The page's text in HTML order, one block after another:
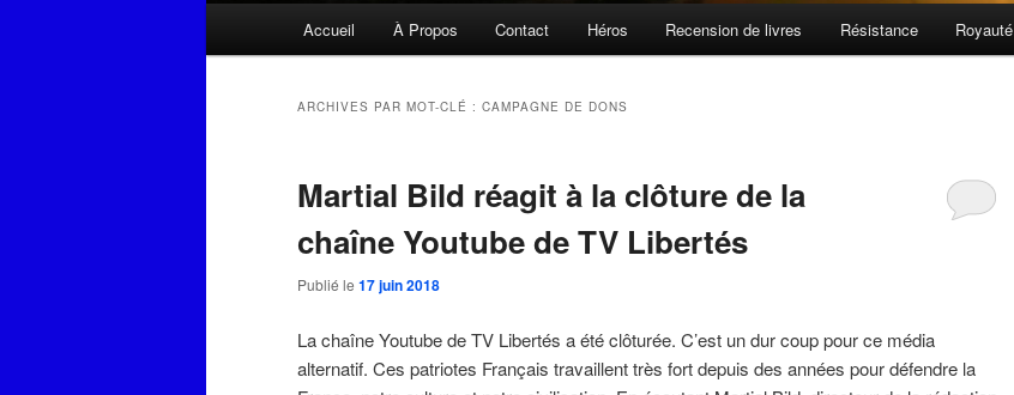
Accueil À Propos Contact Héros Recension de livres Résistance Royauté
ARCHIVES PAR MOT-CLÉ : CAMPAGNE DE DONS
Martial Bild réagit à la clôture de la
chaîne Youtube de TV Libertés
Publié le 17 juin 2018
La chaîne Youtube de TV Libertés a été clôturée. C’est un dur coup pour ce média
alternatif. Ces patriotes Français travaillent très fort depuis des années pour défendre la